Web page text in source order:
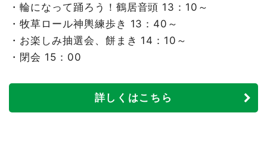
・輪になって踊ろう！鶴居音頭 13：10～
・牧草ロール神輿練歩き 13：40～
・お楽しみ抽選会、餅まき 14：10～
・閉会 15：00
詳しくはこちら